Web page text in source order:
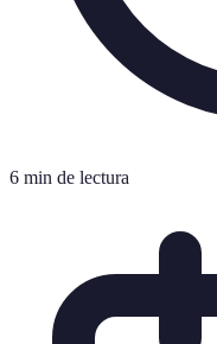
6 min de lectura